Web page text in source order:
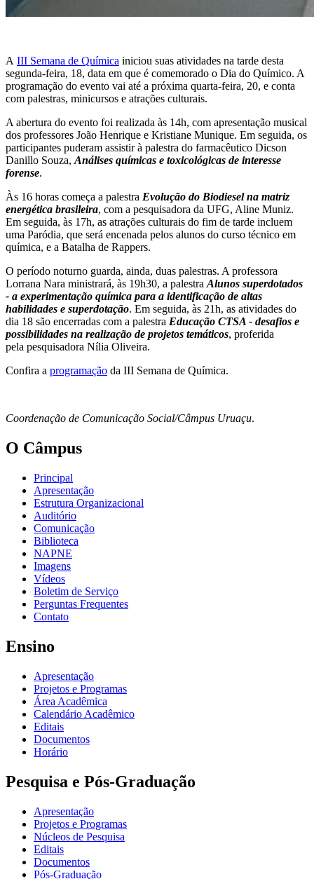
A III Semana de Química iniciou suas atividades na tarde desta
segunda-feira, 18, data em que é comemorado o Dia do Químico. A
programação do evento vai até a próxima quarta-feira, 20, e conta
com palestras, minicursos e atrações culturais.
A abertura do evento foi realizada às 14h, com apresentação musical
dos professores João Henrique e Kristiane Munique. Em seguida, os
participantes puderam assistir à palestra do farmacêutico Dicson
Danillo Souza,Análises químicas e toxicológicas de interesse
forense.
Às 16 horas começa a palestra Evolução do Biodiesel na matriz
energética brasileira, com a pesquisadora da UFG, Aline Muniz.
Em seguida, às 17h, as atrações culturais do fim de tarde incluem
uma Paródia, que será encenada pelos alunos do curso técnico em
química, e a Batalha de Rappers.
O período noturno guarda, ainda, duas palestras. A professora
Lorrana Nara ministrará, às 19h30, a palestraAlunos superdotados
- a experimentação química para a identificação de altas
habilidades e superdotação. Em seguida, às 21h, as atividades do
dia 18 são encerradas com a palestra Educação CTSA - desafios e
possibilidades na realização de projetos temáticos, proferida
pela pesquisadora Nília Oliveira.
Confira a programação da III Semana de Química.
Coordenação de Comunicação Social/Câmpus Uruaçu.
O Câmpus
Principal
Apresentação
Estrutura Organizacional
Auditório
Comunicação
Biblioteca
NAPNE
Imagens
Vídeos
Boletim de Serviço
Perguntas Frequentes
Contato
Ensino
Apresentação
Projetos e Programas
Área Acadêmica
Calendário Acadêmico
Editais
Documentos
Horário
Pesquisa e Pós-Graduação
Apresentação
Projetos e Programas
Núcleos de Pesquisa
Editais
Documentos
Pós-Graduação